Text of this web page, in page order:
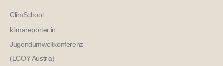
ClimSchool
klimareporter.in
Jugendumweltkonferenz
(LCOY Austria)